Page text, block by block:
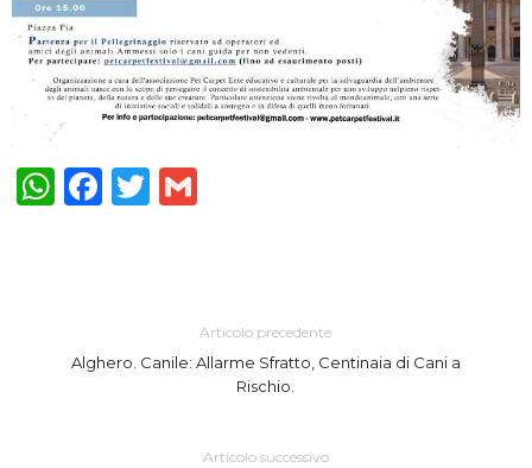
WhatsApp
Facebook
Twitter
Articolo precedente
Alghero. Canile: Allarme Sfratto, Centinaia di Cani a
Rischio.
Articolo successivo